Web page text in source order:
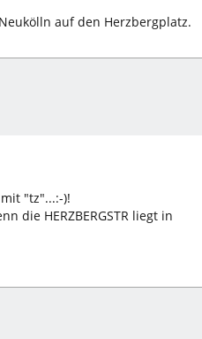
auf den Herzbergplatz.
"tz"...:-)!
die HERZBERGSTR liegt in